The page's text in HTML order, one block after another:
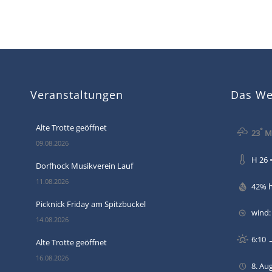
Veranstaltungen
Alte Trotte geöffnet
09.08.2026
Dorfhock Musikverein Lauf
11.08.2026
Picknick Friday am Spitzbuckel
14.08.2026
Alte Trotte geöffnet
16.08.2026
Das
23°
H 26
42%
6:10
8.